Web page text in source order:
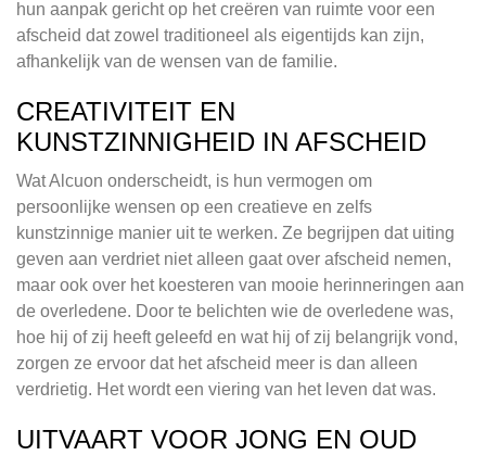
hun aanpak gericht op het creëren van ruimte voor een
afscheid dat zowel traditioneel als eigentijds kan zijn,
afhankelijk van de wensen van de familie.
CREATIVITEIT EN
KUNSTZINNIGHEID IN AFSCHEID
Wat Alcuon onderscheidt, is hun vermogen om
persoonlijke wensen op een creatieve en zelfs
kunstzinnige manier uit te werken. Ze begrijpen dat uiting
geven aan verdriet niet alleen gaat over afscheid nemen,
maar ook over het koesteren van mooie herinneringen aan
de overledene. Door te belichten wie de overledene was,
hoe hij of zij heeft geleefd en wat hij of zij belangrijk vond,
zorgen ze ervoor dat het afscheid meer is dan alleen
verdrietig. Het wordt een viering van het leven dat was.
UITVAART VOOR JONG EN OUD